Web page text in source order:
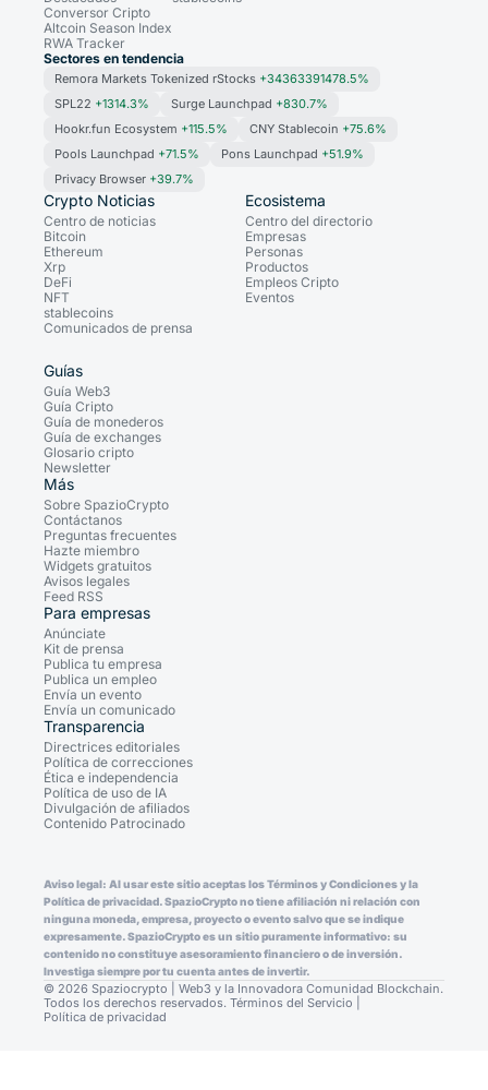
Conversor Cripto
Altcoin Season Index
RWA Tracker
Sectores en tendencia
Remora Markets Tokenized rStocks +34363391478.5%
SPL22 +1314.3% Surge Launchpad +830.7%
Hookr.fun Ecosystem +115.5% CNY Stablecoin +75.6%
Pools Launchpad +71.5% Pons Launchpad +51.9%
Privacy Browser +39.7%
Crypto Noticias
Centro de noticias
Bitcoin
Ethereum
Xrp
DeFi
NFT
stablecoins
Comunicados de prensa
Ecosistema
Centro del directorio
Empresas
Personas
Productos
Empleos Cripto
Eventos
Guías
Guía Web3
Guía Cripto
Guía de monederos
Guía de exchanges
Glosario cripto
Newsletter
Más
Sobre SpazioCrypto
Contáctanos
Preguntas frecuentes
Hazte miembro
Widgets gratuitos
Avisos legales
Feed RSS
Para empresas
Anúnciate
Kit de prensa
Publica tu empresa
Publica un empleo
Envía un evento
Envía un comunicado
Transparencia
Directrices editoriales
Política de correcciones
Ética e independencia
Política de uso de IA
Divulgación de afiliados
Contenido Patrocinado
Aviso legal: Al usar este sitio aceptas los Términos y Condiciones y la
Política de privacidad. SpazioCrypto no tiene afiliación ni relación con
ninguna moneda, empresa, proyecto o evento salvo que se indique
expresamente. SpazioCrypto es un sitio puramente informativo: su
contenido no constituye asesoramiento financiero o de inversión.
Investiga siempre por tu cuenta antes de invertir.
© 2026 Spaziocrypto | Web3 y la Innovadora Comunidad Blockchain.
Todos los derechos reservados. Términos del Servicio
Política de privacidad